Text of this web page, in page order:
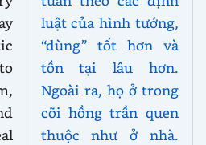
luật của hình tướng,
“dùng” tốt hơn và
tồn tại lâu hơn.
Ngoài ra, họ ở trong
cõi hồng trần quen
thuộc như ở nhà.